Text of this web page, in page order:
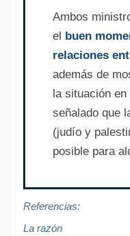
Ambos
el buen
relaciones
además de
la situación en
señalado que
(judío y
posible para
Referencias:
La razón